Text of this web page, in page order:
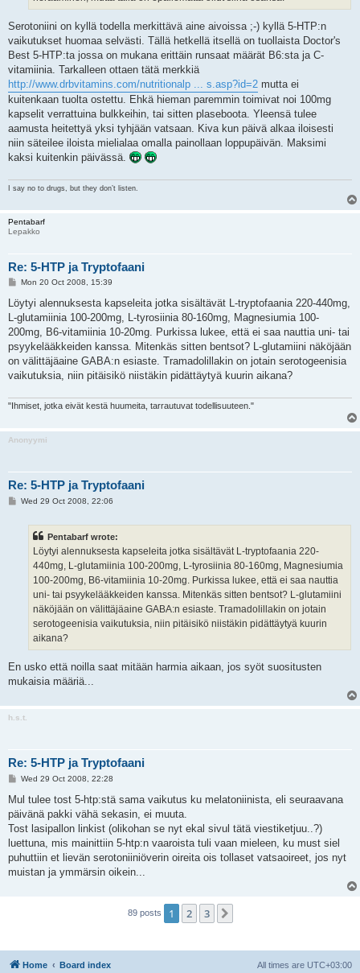
Serotoniini on kyllä todella merkittävä aine aivoissa ;-) kyllä 5-HTP:n
vaikutukset huomaa selvästi. Tällä hetkellä itsellä on tuollaista Doctor's
Best 5-HTP:ta jossa on mukana erittäin runsaat määrät B6:sta ja C-
vitamiinia. Tarkalleen ottaen tätä merkkiä
http://www.drbvitamins.com/nutritionalp ... s.asp?id=2 mutta ei
kuitenkaan tuolta ostettu. Ehkä hieman paremmin toimivat noi 100mg
kapselit verrattuina bulkkeihin, tai sitten plaseboota. Yleensä tulee
aamusta heitettyä yksi tyhjään vatsaan. Kiva kun päivä alkaa iloisesti
niin säteilee iloista mielialaa omalla painollaan loppupäivän. Maksimi
kaksi kuitenkin päivässä.
I say no to drugs, but they don’t listen.
Pentabarf
Lepakko
Re: 5-HTP ja Tryptofaani
P
s
t
Mon 20 Oct 2008, 15:39
Löytyi alennuksesta kapseleita jotka sisältävät L-tryptofaania 220-440mg,
L-glutamiinia 100-200mg, L-tyrosiinia 80-160mg, Magnesiumia 100-
200mg, B6-vitamiinia 10-20mg. Purkissa lukee, että ei saa nauttia uni- tai
psyykelääkkeiden kanssa. Mitenkäs sitten bentsot? L-glutamiini näköjään
on välittäjäaine GABA:n esiaste. Tramadolillakin on jotain serotogeenisia
vaikutuksia, niin pitäisikö niistäkin pidättäytyä kuurin aikana?
"Ihmiset, jotka eivät kestä huumeita, tarrautuvat todellisuuteen."
Anonyymi
Re: 5-HTP ja Tryptofaani
PWed 29 Oct 2008, 22:06
Pentabarf wrote:
Löytyi alennuksesta kapseleita jotka sisältävät L-tryptofaania 220-
440mg, L-glutamiinia 100-200mg, L-tyrosiinia 80-160mg, Magnesiumia
100-200mg, B6-vitamiinia 10-20mg. Purkissa lukee, että ei saa nauttia
uni- tai psyykelääkkeiden kanssa. Mitenkäs sitten bentsot? L-glutamiini
näköjään on välittäjäaine GABA:n esiaste. Tramadolillakin on jotain
serotogeenisia vaikutuksia, niin pitäisikö niistäkin pidättäytyä kuurin
aikana?
En usko että noilla saat mitään harmia aikaan, jos syöt suositusten
mukaisia määriä...
h.s.t.
Re: 5-HTP ja Tryptofaani
P
s
Wed 29 Oct 2008, 22:28
Mul tulee tost 5-htp:stä sama vaikutus ku melatoniinista, eli seuraavana
päivänä pakki vähä sekasin, ei muuta.
Tost lasipallon linkist (olikohan se nyt ekal sivul tätä viestiketjuu..?)
luettuna, mis mainittiin 5-htp:n vaaroista tuli vaan mieleen, ku must siel
puhuttiin et lievän serotoniiniöverin oireita ois tollaset vatsaoireet, jos nyt
muistan ja ymmärsin oikein...
89 posts 1 2 3
Home Board index All times are UTC+03:00